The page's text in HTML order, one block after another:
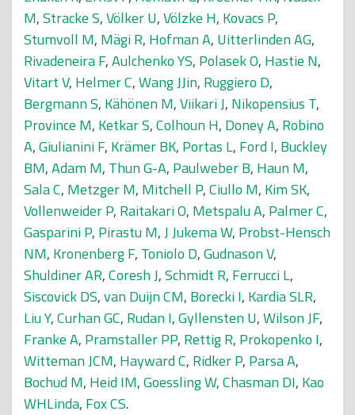
M,Stracke S,Völker U,Völzke H, Kovacs P,
Stumvoll M, Mägi R, Hofman A, Uitterlinden AG,
Rivadeneira F,Aulchenko YS, Polasek O, Hastie N,
Vitart V, Helmer C,Wang JJin, Ruggiero D,
Bergmann S, Kähönen M,Viikari J, Nikopensius T,
Province M, Ketkar S,Colhoun H, Doney A, Robino
A,Giulianini F, Krämer BK, Portas L, Ford I, Buckley
BM,Adam M, Thun G-A, Paulweber B, Haun M,
Sala C, Metzger M, Mitchell P,Ciullo M, Kim SK,
Vollenweider P, Raitakari O, Metspalu A, Palmer C,
Gasparini P, Pirastu M,J Jukema W, Probst-Hensch
NM, Kronenberg F, Toniolo D,Gudnason V,
Shuldiner AR,Coresh J,Schmidt R, Ferrucci L,
Siscovick DS,van Duijn CM, Borecki I, Kardia SLR,
Liu Y,Curhan GC, Rudan I,Gyllensten U,Wilson JF,
Franke A, Pramstaller PP, Rettig R, Prokopenko I,
Witteman JCM, Hayward C, Ridker P, Parsa A,
Bochud M, Heid IM,Goessling W,Chasman DI, Kao
WHLinda, Fox CS.